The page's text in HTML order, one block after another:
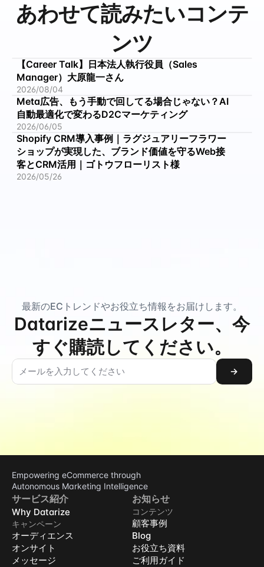
あわせて読みたいコンテ
ンツ
【Career Talk】日本法人執行役員（Sales
Manager）大原龍一さん
2026/08/04
Meta広告、もう手動で回してる場合じゃない？AI
自動最適化で変わるD2Cマーケティング
2026/06/05
Shopify CRM導入事例｜ラグジュアリーフラワー
ショップが実現した、ブランド価値を守るWeb接
客とCRM活用｜ゴトウフローリスト様
2026/05/26
最新のECトレンドやお役立ち情報をお届けします。
Datarizeニュースレター、今
すぐ購読してください。
→
Empowering eCommerce through
Autonomous Marketing Intelligence
サービス紹介
Why Datarize
キャンペーン
オーディエンス
オンサイト
メッセージ
お知らせ
コンテンツ
顧客事例
Blog
お役立ち資料
ご利用ガイド